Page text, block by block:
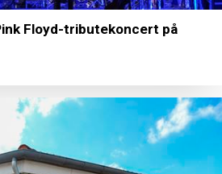
Floyd-tributekoncert på